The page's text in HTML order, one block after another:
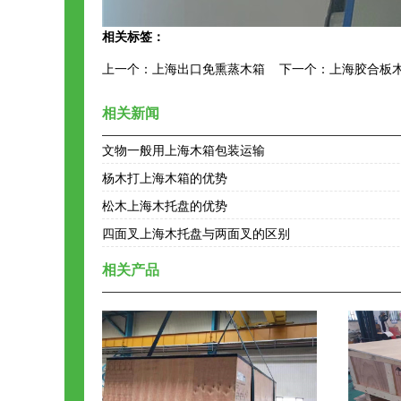
相关标签：
上一个： 上海出口免熏蒸木箱 下一个： 上海胶合板
相关新闻
文物一般用上海木箱包装运输
杨木打上海木箱的优势
松木上海木托盘的优势
四面叉上海木托盘与两面叉的区别
相关产品